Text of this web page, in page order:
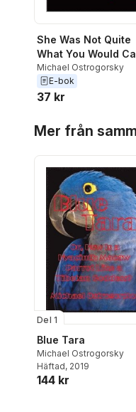
She Was Not Quite
What You Would
Unrefined
Michael Ostrogorsky
E-bok
37 kr
Mer från
Del 1
Blue Tara
Michael Ostrogorsky
Häftad, 2019
144 kr